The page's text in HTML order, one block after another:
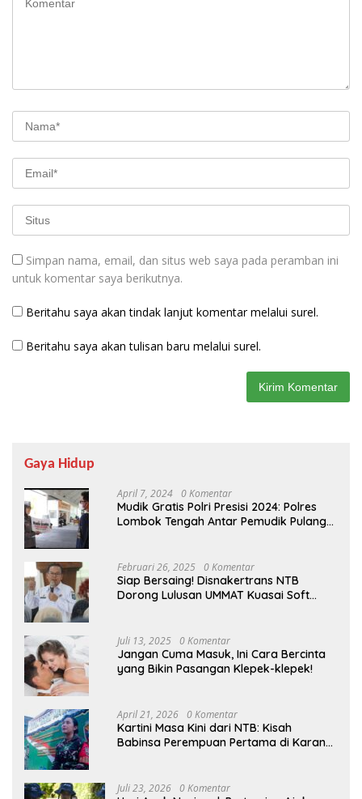
Simpan nama, email, dan situs web saya pada peramban ini
untuk komentar saya berikutnya.
Beritahu saya akan tindak lanjut komentar melalui surel.
Beritahu saya akan tulisan baru melalui surel.
Gaya Hidup
April 7, 2024 0 Komentar
Mudik Gratis Polri Presisi 2024: Polres
Lombok Tengah Antar Pemudik Pulang
Februari 26, 2025 0 Komentar
Siap Bersaing! Disnakertrans NTB
Dorong Lulusan UMMAT Kuasai Soft
Juli 13, 2025 0 Komentar
Jangan Cuma Masuk, Ini Cara Bercinta
yang Bikin Pasangan Klepek-klepek!
April 21, 2026 0 Komentar
Kartini Masa Kini dari NTB: Kisah
Babinsa Perempuan Pertama di Karang
Juli 23, 2026 0 Komentar